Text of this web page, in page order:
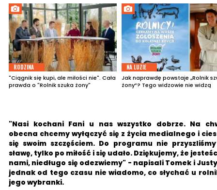
RODZINA
"Ciągnik się kupi, ale miłości nie". Cała
prawda o "Rolnik szuka żony"
NA LUZIE
Jak naprawdę powstaje „Rolnik
żony”? Tego widzowie nie widzą
"Nasi kochani Fani u nas wszystko dobrze. Na
obecna chcemy wyłączyć się z życia medialnego i
się swoim szczęściem. Do programu nie
sławę, tylko po miłość i się udało. Dziękujemy, że
nami, niedługo się odezwiemy" - napisali Tomek i
jednak od tego czasu nie wiadomo, co słychać u
jego wybranki.